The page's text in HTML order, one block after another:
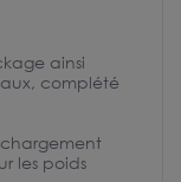
ainsi
complété
les poids